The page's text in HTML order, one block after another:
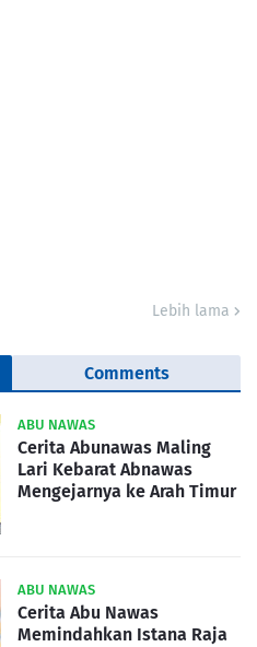
Lebih lama
Comments
ABU NAWAS
Cerita Abunawas Maling
Lari Kebarat Abnawas
Mengejarnya ke Arah Timur
ABU NAWAS
Cerita Abu Nawas
Memindahkan Istana Raja